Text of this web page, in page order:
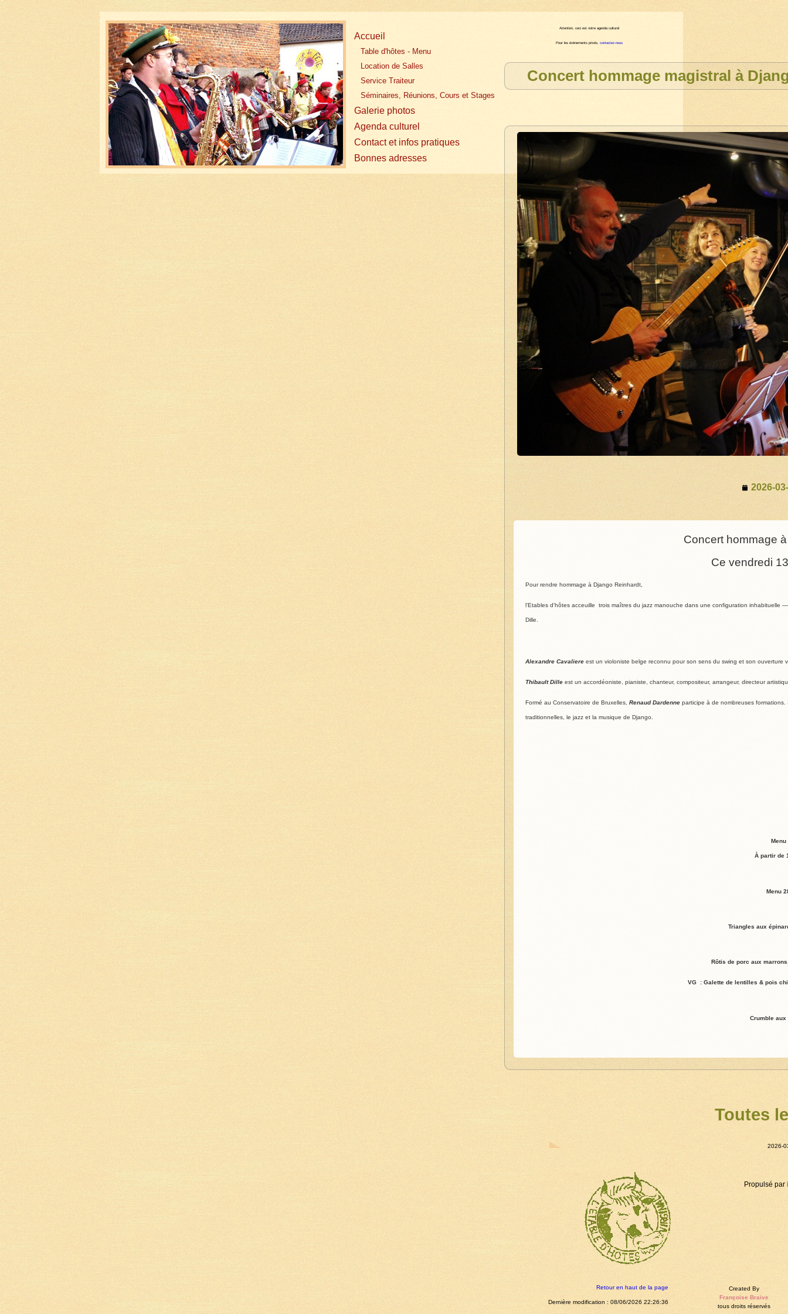
Accueil
Table d'hôtes - Menu
Location de Salles
Service Traiteur
Séminaires, Réunions, Cours et Stages
Galerie photos
Agenda culturel
Contact et infos pratiques
Bonnes adresses
Attention, ceci est notre agenda culturel
Pour les évènements privés, contactez-nous
Concert hommage magistral à
2026-
Concert hommage
Ce vendredi
Pour rendre hommage à Django Reinhardt,
l'Etables d'hôtes acceuille trois maîtres du jazz manouche dans une configuration inhabituelle
Dille.
Alexandre Cavaliere est un violoniste belge reconnu pour son sens du swing et son ouverture
Thibault Dilleest un accordéoniste, pianiste, chanteur, compositeur, arrangeur, directeur
Formé au Conservatoire de Bruxelles, Renaud Dardenneparticipe à de nombreuses formations.
traditionnelles, le jazz et la musique de Django.
À partir de
Menu
Triangles aux
Rôtis de porc aux
VG : Galette de lentilles & pois
Crumble aux
Toutes
2026-
Propulsé par
Retour en haut de la page
Dernière modification : 08/06/2026 22:26:36
Created By
Françoise Braive
tous droits réservés